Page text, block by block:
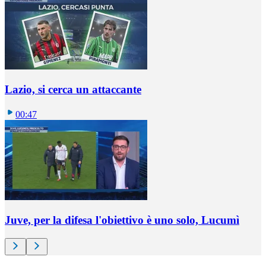
Lazio, si cerca un attaccante
00:47
Juve, per la difesa l'obiettivo è uno solo, Lucumì